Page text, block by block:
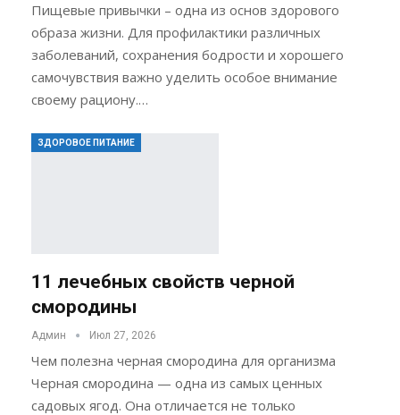
Пищевые привычки – одна из основ здорового
образа жизни. Для профилактики различных
заболеваний, сохранения бодрости и хорошего
самочувствия важно уделить особое внимание
своему рациону.…
ЗДОРОВОЕ ПИТАНИЕ
11 лечебных свойств черной
смородины
Админ Июл 27, 2026
Чем полезна черная смородина для организма
Черная смородина — одна из самых ценных
садовых ягод. Она отличается не только